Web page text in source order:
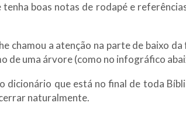
boas notas de rodapé e
chamou a atenção na parte de baixo
de uma árvore (como no infográfico
dicionário que está no final de toda
naturalmente.